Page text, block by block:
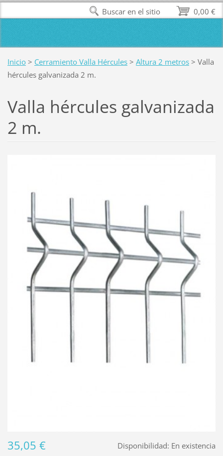
Inicio > Cerramiento Valla Hércules > Altura 2 metros > Valla
hércules galvanizada 2 m.
Valla hércules galvanizada
2 m.
Disponibilidad: En existencia
35,05 €
0,00 €
Buscar en el sitio